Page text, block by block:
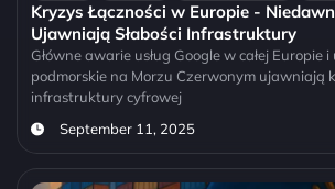
Kryzys Łączności w Europie -
Ujawniają Słabości Infrastruktury
Główne awarie usług Google w całej Europie
podmorskie na Morzu Czerwonym ujawniają
infrastruktury cyfrowej
September 11, 2025